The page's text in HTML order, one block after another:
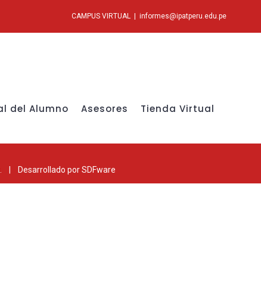
CAMPUS VIRTUAL informes@ipatperu.edu.pe
del Alumno Asesores Tienda Virtual
| Desarrollado porSDFware